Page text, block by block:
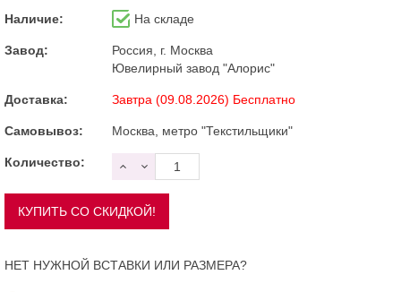
Наличие: На складе
Завод:
Россия, г. Москва
Ювелирный завод "Алорис"
Доставка: Завтра (09.08.2026) Бесплатно
Самовывоз: Москва, метро "Текстильщики"
Количество:
НЕТ НУЖНОЙ ВСТАВКИ ИЛИ РАЗМЕРА?